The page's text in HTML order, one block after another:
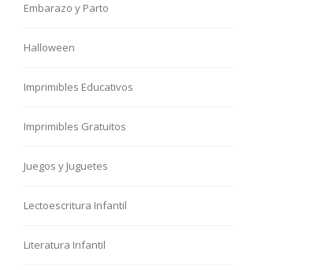
Embarazo y Parto
Halloween
Imprimibles Educativos
Imprimibles Gratuitos
Juegos y Juguetes
Lectoescritura Infantil
Literatura Infantil